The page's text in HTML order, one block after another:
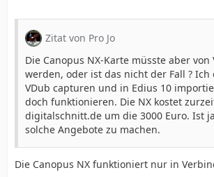
Zitat von Pro Jo
Die Canopus NX-Karte müsste aber
werden, oder ist das nicht der Fall ?
VDub capturen und in Edius 10
doch funktionieren. Die NX kostet
digitalschnitt.de um die 3000 Euro. Ist
solche Angebote zu machen.
Die Canopus NX funktioniert nur in